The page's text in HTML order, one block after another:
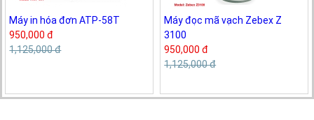
Máy in hóa đơn ATP-58T
950,000 đ
1,125,000 đ
Máy đọc mã vạch Zebex Z
3100
950,000 đ
1,125,000 đ